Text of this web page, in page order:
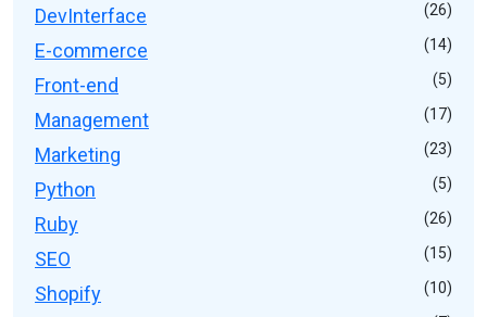
DevInterface (26)
E-commerce (14)
Front-end (5)
Management (17)
Marketing (23)
Python (5)
Ruby (26)
SEO (15)
Shopify (10)